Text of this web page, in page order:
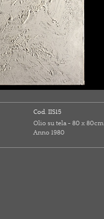
Cod. IIS15
Olio su tela - 80 x 80cm
Anno 1980